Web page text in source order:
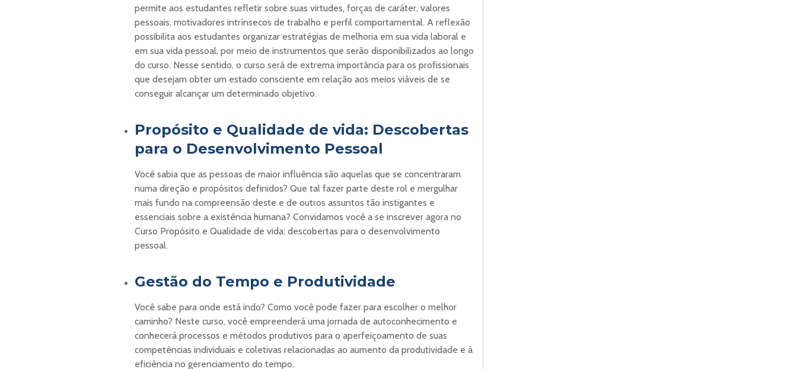
permite aos estudantes refletir sobre suas virtudes, forças de caráter, valores
pessoais, motivadores intrínsecos de trabalho e perfil comportamental. A reflexão
possibilita aos estudantes organizar estratégias de melhoria em sua vida laboral e
em sua vida pessoal, por meio de instrumentos que serão disponibilizados ao longo
do curso. Nesse sentido, o curso será de extrema importância para os profissionais
que desejam obter um estado consciente em relação aos meios viáveis de se
conseguir alcançar um determinado objetivo.
Propósito e Qualidade de vida: Descobertas
para o Desenvolvimento Pessoal
Você sabia que as pessoas de maior influência são aquelas que se concentraram
numa direção e propósitos definidos? Que tal fazer parte deste rol e mergulhar
mais fundo na compreensão deste e de outros assuntos tão instigantes e
essenciais sobre a existência humana? Convidamos você a se inscrever agora no
Curso Propósito e Qualidade de vida: descobertas para o desenvolvimento
pessoal.
Gestão do Tempo e Produtividade
Você sabe para onde está indo? Como você pode fazer para escolher o melhor
caminho? Neste curso, você empreenderá uma jornada de autoconhecimento e
conhecerá processos e métodos produtivos para o aperfeiçoamento de suas
competências individuais e coletivas relacionadas ao aumento da produtividade e à
eficiência no gerenciamento do tempo.